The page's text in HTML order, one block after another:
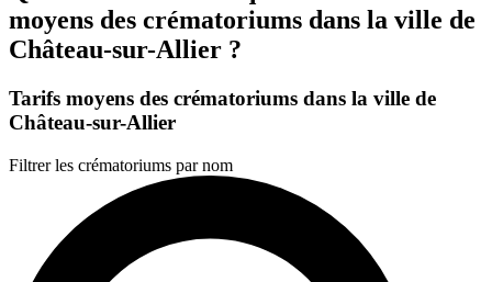
moyens des crématoriums dans la ville de
Château-sur-Allier ?
Tarifs moyens des crématoriums dans la ville de
Château-sur-Allier
Filtrer les crématoriums par nom